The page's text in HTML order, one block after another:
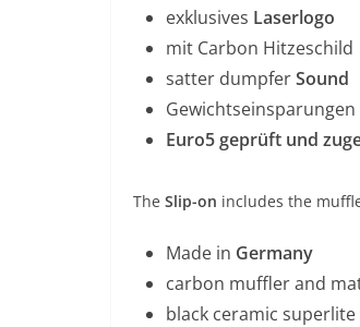
exklusives Laserlogo
mit Carbon Hitzeschild
satter dumpferSound
Gewichtseinsparungen
Euro5 geprüft und
The Slip-on includes the
Made in Germany
carbon muffler and
black ceramic